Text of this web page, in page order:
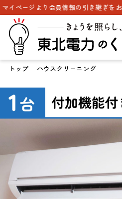
情報の引き継ぎをお願いいたします。
トップ ハウスクリーニング